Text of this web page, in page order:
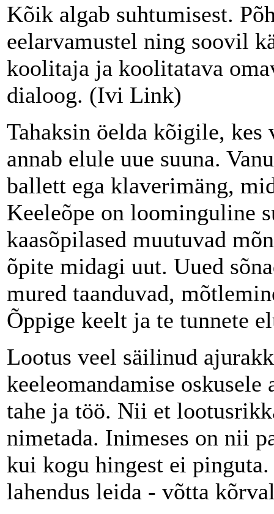
Kõik algab suhtumisest.
eelarvamustel ning soovil
koolitaja ja koolitatava
dialoog. (Ivi Link)
Tahaksin öelda kõigile, kes
annab elule uue suuna.
ballett ega klaverimäng,
Keeleõpe on loominguline
kaasõpilased muutuvad
õpite midagi uut. Uued
mured taanduvad,
Õppige keelt ja te tunnete
Lootus veel säilinud
keeleomandamise oskusele
tahe ja töö. Nii et
nimetada. Inimeses on nii
kui kogu hingest ei
lahendus leida - võtta